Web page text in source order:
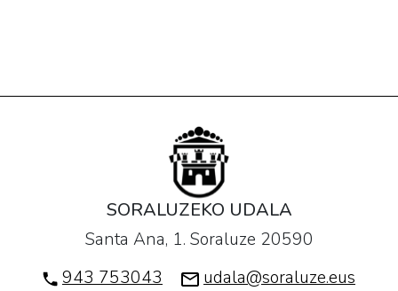
SORALUZEKO UDALA
Santa Ana, 1. Soraluze 20590
943 753043
udala@soraluze.eus